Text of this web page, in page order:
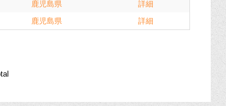
鹿児島県
詳細
鹿児島県 詳細